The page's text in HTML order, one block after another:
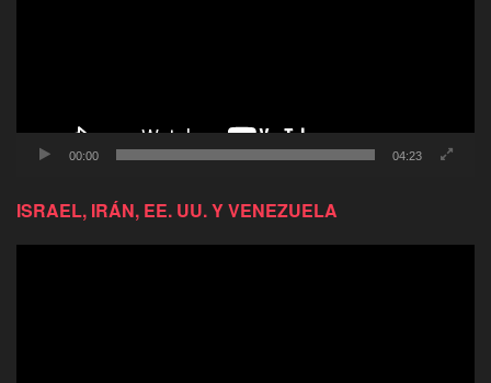
00:00 04:23
ISRAEL, IRÁN, EE. UU. Y VENEZUELA